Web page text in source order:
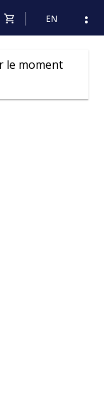
more_vert
EN
shopping_cart
le moment